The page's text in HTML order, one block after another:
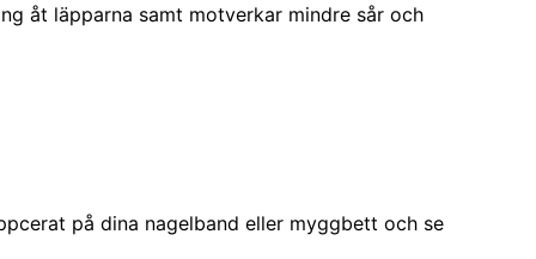
åt läpparna samt motverkar mindre sår och
på dina nagelband eller myggbett och se